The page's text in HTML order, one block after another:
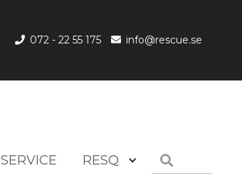
 072 - 22 55 175  info@rescue.se
SERVICE RESQ